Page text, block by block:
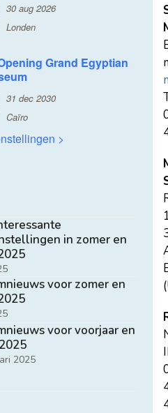
30 aug 2026
Londen
Grand Egyptian
31 dec 2030
Caïro
>
in zomer en
voor zomer en
voor voorjaar en
2025